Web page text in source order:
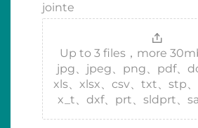
jointe
Up to 3 files，more
jpg、jpeg、png、pdf、
xls、xlsx、csv、txt、stp、
x_t、dxf、prt、sldprt、